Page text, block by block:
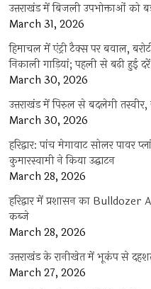
उत्तराखंड में बिजली उपभोक्ताओं को
March 31, 2026
हिमाचल में एंट्री टैक्स पर बवाल,
निकाली गाड़ियां; पहली से बढ़ी हुई दरें
March 30, 2026
उत्तराखंड में पिरुल से बदलेगी
March 30, 2026
हरिद्वार: पांच मेगावाट सोलर पावर
कुमारस्वामी ने किया उद्घाटन
March 28, 2026
हरिद्वार में प्रशासन का
कब्जे
March 28, 2026
उत्तराखंड के रानीखेत में भूकंप से
March 27, 2026